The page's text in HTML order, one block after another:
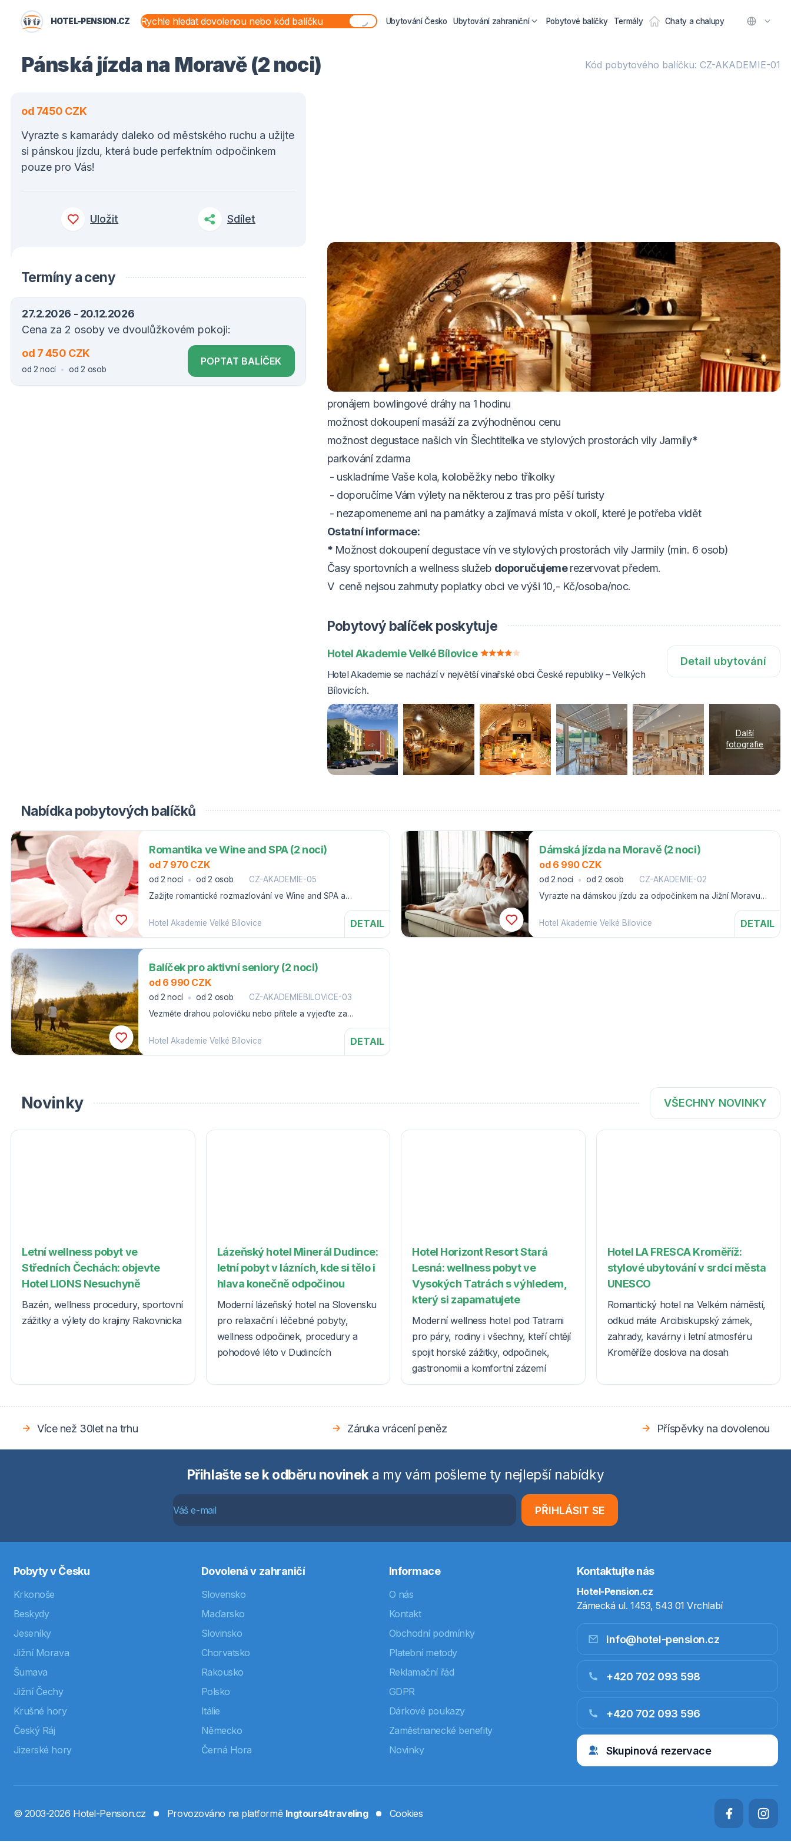
HOTEL-PENSION.CZ Ubytování Česko Ubytování zahraniční Pobytové balíčky Termály Chaty a chalupy
Pánská jízda na Moravě (2 noci) Kód pobytového balíčku: CZ-AKADEMIE-01
od 7450 CZK
Vyrazte s kamarády daleko od městského ruchu a užijte
si pánskou jízdu, která bude perfektním odpočinkem
pouze pro Vás!
Uložit Sdílet
Termíny a ceny
27.2.2026 - 20.12.2026
Cena za 2 osoby ve dvoulůžkovém pokoji:
od 7 450 CZK
od 2 nocí od 2 osob
POPTAT BALÍČEK
VOUCHER DO 20.12.2026
Cena balíčku zahrnuje:
2x ubytování ve dvoulůžkovém pokoji pro 2 osoby
2x snídaně formou bohatého bufetu v hotelové restauraci pro 2 osoby
2x večeře formou 3-chodového servírovaného menu pro 2 osoby
o
chutnávka 3 druhů rumů pro 2 osoby
pronájem bowlingové dráhy na 1 hodinu
možnost dokoupení masáží za zvýhodněnou cenu
možnost degustace našich vín Šlechtitelka ve stylových prostorách vily Jarmily*
parkování zdarma
- uskladníme Vaše kola, koloběžky nebo tříkolky
- doporučíme Vám výlety na některou z tras pro pěší turisty
- nezapomeneme ani na památky a zajímavá místa v okolí, které je potřeba vidět
Ostatní informace:
* Možnost dokoupení degustace vín ve stylových prostorách vily Jarmily (min. 6 osob)
Časy sportovních a wellness služeb doporučujemerezervovat předem.
V ceně nejsou zahrnuty poplatky obci ve výši 10,- Kč/osoba/noc.
Pobytový balíček poskytuje
Hotel Akademie Velké Bílovice
Hotel Akademie se nachází v největší vinařské obci České republiky – Velkých
Bílovicích.
Detail ubytování
Další
fotografie
Nabídka pobytových balíčků
Romantika ve Wine and SPA (2 noci)
od 7 970 CZK
od 2 nocí od 2 osob
CZ-AKADEMIE-05
Zažijte romantické rozmazlování ve Wine and SPA a
Akademie.
Hotel Akademie Velké Bílovice DETAIL
Dámská jízda na Moravě (2 noci)
od 6 990 CZK
od 2 nocí od 2 osob
CZ-AKADEMIE-02
Vyrazte na dámskou jízdu za odpočinkem na Jižní Moravu
Hotel Akademie Velké Bílovice
DETAIL
Balíček pro aktivní seniory (2 noci)
od 6 990 CZK
od 2 nocí od 2 osob
CZ-AKADEMIEBILOVICE-03
Vezměte drahou polovičku nebo přítele a vyjeďte za
Hotel Akademie Velké Bílovice
DETAIL
Novinky VŠECHNY NOVINKY
Letní wellness pobyt ve
Středních Čechách: objevte
Hotel LIONS Nesuchyně
Bazén, wellness procedury, sportovní
zážitky a výlety do krajiny Rakovnicka
Lázeňský hotel Minerál Dudince:
letní pobyt v lázních, kde si tělo i
hlava konečně odpočinou
Moderní lázeňský hotel na Slovensku
pro relaxační i léčebné pobyty,
wellness odpočinek, procedury a
pohodové léto v Dudincích
Hotel Horizont Resort Stará
Lesná: wellness pobyt ve
Vysokých Tatrách s výhledem,
který si zapamatujete
Moderní wellness hotel pod Tatrami
pro páry, rodiny i všechny, kteří chtějí
spojit horské zážitky, odpočinek,
gastronomii a komfortní zázemí
Hotel LA FRESCA Kroměříž:
stylové ubytování v srdci města
UNESCO
Romantický hotel na Velkém náměstí,
odkud máte Arcibiskupský zámek,
zahrady, kavárny i letní atmosféru
Kroměříže doslova na dosah
Více než 30let na trhu Záruka vrácení peněz Příspěvky na dovolenou
Přihlašte se k odběru novinek a my vám pošleme ty nejlepší nabídky
PŘIHLÁSIT SE
Pobyty v Česku
Krkonoše
Beskydy
Jeseníky
Jižní Morava
Šumava
Jižní Čechy
Krušné hory
Český Ráj
Jizerské hory
Dovolená v zahraničí
Slovensko
Maďarsko
Slovinsko
Chorvatsko
Rakousko
Polsko
Itálie
Německo
Černá Hora
Informace
O nás
Kontakt
Obchodní podmínky
Platební metody
Reklamační řád
GDPR
Dárkové poukazy
Zaměstnanecké benefity
Novinky
Kontaktujte nás
Hotel-Pension.cz
Zámecká ul. 1453, 543 01 Vrchlabí
info@hotel-pension.cz
+420 702 093 598
+420 702 093 596
Skupinová rezervace
© 2003-2026 Hotel-Pension.cz Provozováno na platformě Ingtours4traveling Cookies